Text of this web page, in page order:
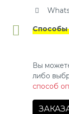
Способы
Вы
либо
способ